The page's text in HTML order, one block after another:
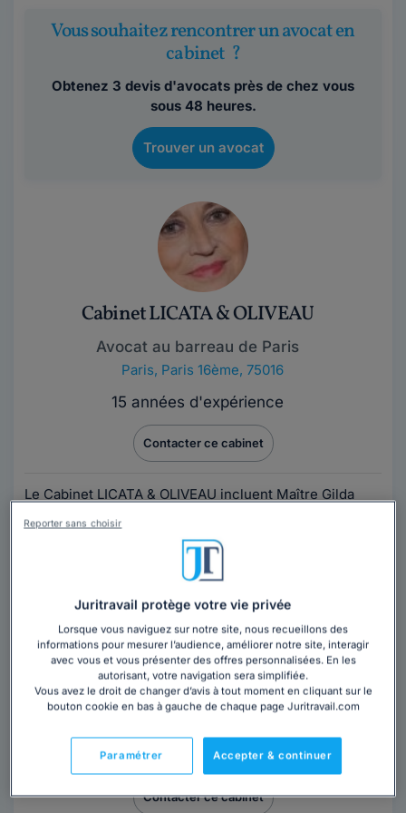
Vous souhaitez rencontrer un avocat en
cabinet ?
Obtenez 3 devis d'avocats près de chez vous
sous 48 heures.
Trouver un avocat
Cabinet LICATA & OLIVEAU
Avocat au barreau de Paris
Paris, Paris 16ème, 75016
15 années d'expérience
Contacter ce cabinet
Le Cabinet LICATA & OLIVEAU incluent Maître Gilda
Paris. Elles mettent leurs services,...
Cabinet CABINET D'AVOCAT SADURNI
Avocat au barreau de Saint-Etienne
Loire,Saint-Étienne, 42000
Contacter ce cabinet
Juritravail protège votre vie privée
Lorsque vous naviguez sur notre site, nous recueillons des
informations pour mesurer l’audience, améliorer notre site, interagir
avec vous et vous présenter des offres personnalisées. En les
autorisant, votre navigation sera simplifiée.
Vous avez le droit de changer d’avis à tout moment en cliquant sur le
bouton cookie en bas à gauche de chaque page Juritravail.com
Accepter & continuer
Paramétrer
Reporter sans choisir